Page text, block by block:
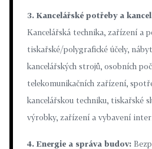
3. Kancelářské potřeby a
Kancelářská technika, zařízení a
tiskařské/polygrafické účely,
kancelářských strojů, osobních
telekomunikačních zařízení,
kancelářskou techniku, tiskařské
výrobky, zařízení a vybavení
4. Energie a správa budov: